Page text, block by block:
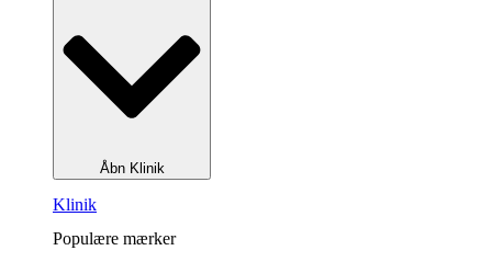
Åbn Klinik
Klinik
Populære mærker